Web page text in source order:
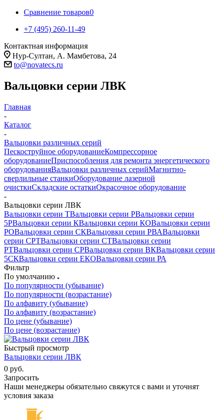
Сравнение товаров0
+7 (495) 260-11-49
Контактная информация
Нур-Султан, А. Мамбетова, 24
to@novatecs.ru
Вальцовки серии ЛВК
Главная
-
Каталог
-
Вальцовки различных серий
Пескоструйное оборудованиеКомпрессорное
оборудованиеПриспособления для ремонта энергетического
оборудованияВальцовки различных серийМагнитно-
сверлильные станкиОборудование лазерной
очисткиСкладские остаткиОкрасочное оборудование
-
Вальцовки серии ЛВК
Вальцовки серии ТВальцовки серии РВальцовки серии
5РВальцовки серии КВальцовки серии КОВальцовки серии
РОВальцовки серии СКВальцовки серии РВАВальцовки
серии СРТВальцовки серии СТВальцовки серии
РТВальцовки серии СРВальцовки серии ВКВальцовки серии
5СКВальцовки серии ЕКОВальцовки серии РА
Фильтр
По умолчанию
По популярности (убывание)
По популярности (возрастание)
По алфавиту (убывание)
По алфавиту (возрастание)
По цене (убывание)
По цене (возрастание)
Быстрый просмотр
Вальцовки серии ЛВК
0 руб.
Запросить
Наши менеджеры обязательно свяжутся с вами и уточнят
условия заказа